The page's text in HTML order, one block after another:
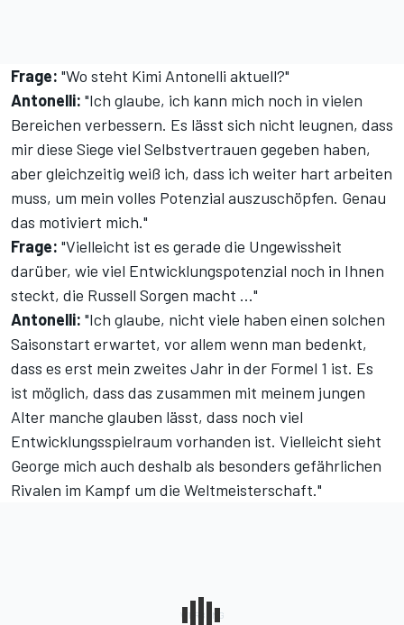
Frage: "Wo steht Kimi Antonelli aktuell?"
Antonelli: "Ich glaube, ich kann mich noch in vielen
Bereichen verbessern. Es lässt sich nicht leugnen, dass
mir diese Siege viel Selbstvertrauen gegeben haben,
aber gleichzeitig weiß ich, dass ich weiter hart arbeiten
muss, um mein volles Potenzial auszuschöpfen. Genau
das motiviert mich."
Frage: "Vielleicht ist es gerade die Ungewissheit
darüber, wie viel Entwicklungspotenzial noch in Ihnen
steckt, die Russell Sorgen macht ..."
Antonelli: "Ich glaube, nicht viele haben einen solchen
Saisonstart erwartet, vor allem wenn man bedenkt,
dass es erst mein zweites Jahr in der Formel 1 ist. Es
ist möglich, dass das zusammen mit meinem jungen
Alter manche glauben lässt, dass noch viel
Entwicklungsspielraum vorhanden ist. Vielleicht sieht
George mich auch deshalb als besonders gefährlichen
Rivalen im Kampf um die Weltmeisterschaft."